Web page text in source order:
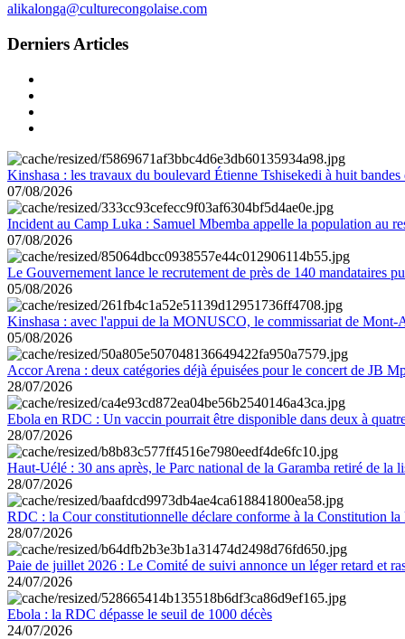
alikalonga@culturecongolaise.com
Derniers Articles
Kinshasa : les travaux du boulevard Étienne Tshisekedi à huit
07/08/2026
Incident au Camp Luka : Samuel Mbemba appelle la population au
07/08/2026
Le Gouvernement lance le recrutement de près de 140 mandataires
05/08/2026
Kinshasa : avec l'appui de la MONUSCO, le commissariat de Mont-
05/08/2026
Accor Arena : deux catégories déjà épuisées pour le concert de JB
28/07/2026
Ebola en RDC : Un vaccin pourrait être disponible dans deux à
28/07/2026
Haut-Uélé : 30 ans après, le Parc national de la Garamba retiré de la
28/07/2026
RDC : la Cour constitutionnelle déclare conforme à la Constitution la
28/07/2026
Paie de juillet 2026 : Le Comité de suivi annonce un léger retard et
24/07/2026
Ebola : la RDC dépasse le seuil de 1000 décès
24/07/2026